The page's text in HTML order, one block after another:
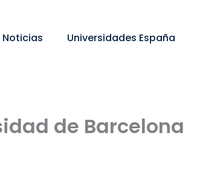
Noticias Universidades España
de Barcelona